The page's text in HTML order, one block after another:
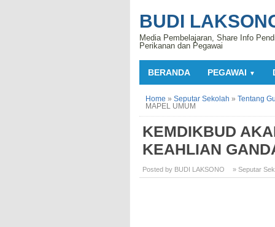
BUDI
Media Pembelajaran, Share Info
Perikanan dan Pegawai
BERANDA PEGAWAI ▼
Home » Seputar Sekolah » Tentang
MAPEL UMUM
KEMDIKBUD
KEAHLIAN
Posted by BUDI LAKSONO » Seputar